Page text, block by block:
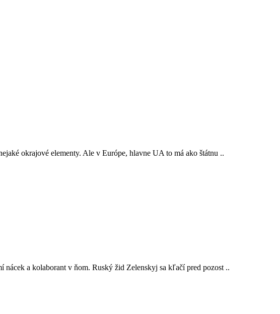
okrajové elementy. Ale v Európe, hlavne UA to má ako štátnu ..
a kolaborant v ňom. Ruský žid Zelenskyj sa kľačí pred pozost ..